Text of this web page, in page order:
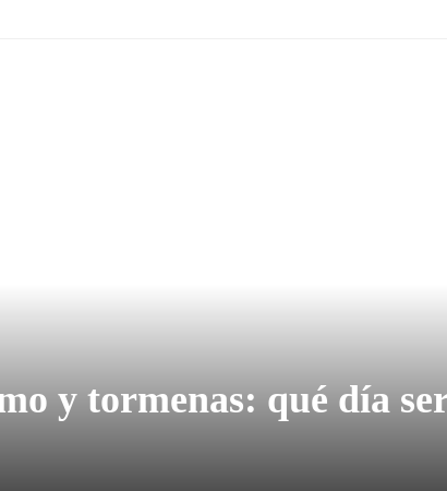
y tormenas: qué día